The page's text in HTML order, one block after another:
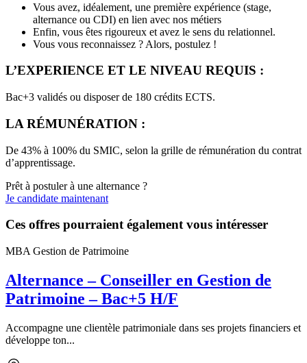
Vous avez, idéalement, une première expérience (stage,
alternance ou CDI) en lien avec nos métiers
Enfin, vous êtes rigoureux et avez le sens du relationnel.
Vous vous reconnaissez ? Alors, postulez !
L’EXPERIENCE ET LE NIVEAU REQUIS :
Bac+3 validés ou disposer de 180 crédits ECTS.
LA RÉMUNÉRATION :
De 43% à 100% du SMIC, selon la grille de rémunération du contrat
d’apprentissage.
Prêt à postuler à une alternance ?
Je candidate maintenant
Ces offres pourraient également vous intéresser
MBA Gestion de Patrimoine
Alternance – Conseiller en Gestion de
Patrimoine – Bac+5 H/F
Accompagne une clientèle patrimoniale dans ses projets financiers et
développe ton...